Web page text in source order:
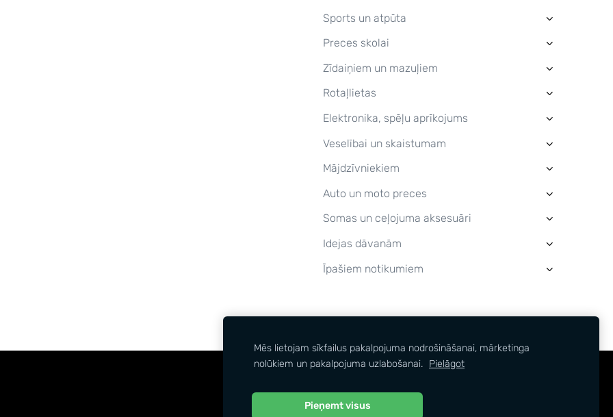
Sports un atpūta ›
Preces skolai ›
Zīdaiņiem un mazuļiem ›
Rotaļlietas ›
Elektronika, spēļu aprīkojums ›
Veselībai un skaistumam ›
Mājdzīvniekiem ›
Auto un moto preces ›
Somas un ceļojuma aksesuāri ›
Idejas dāvanām ›
Īpašiem notikumiem ›
Mēs lietojam sīkfailus pakalpojuma nodrošināšanai, mārketinga
nolūkiem un pakalpojuma uzlabošanai. Pielāgot
Pieņemt visus